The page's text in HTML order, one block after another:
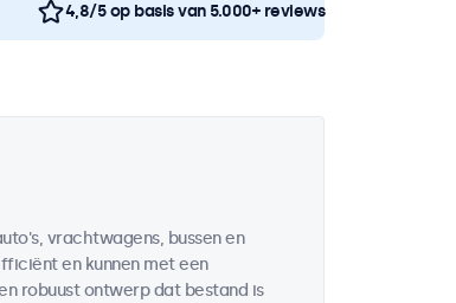
4,8/5 op basis van 5.000+ reviews
vrachtwagens, bussen en
en kunnen met een
robuust ontwerp dat bestand is